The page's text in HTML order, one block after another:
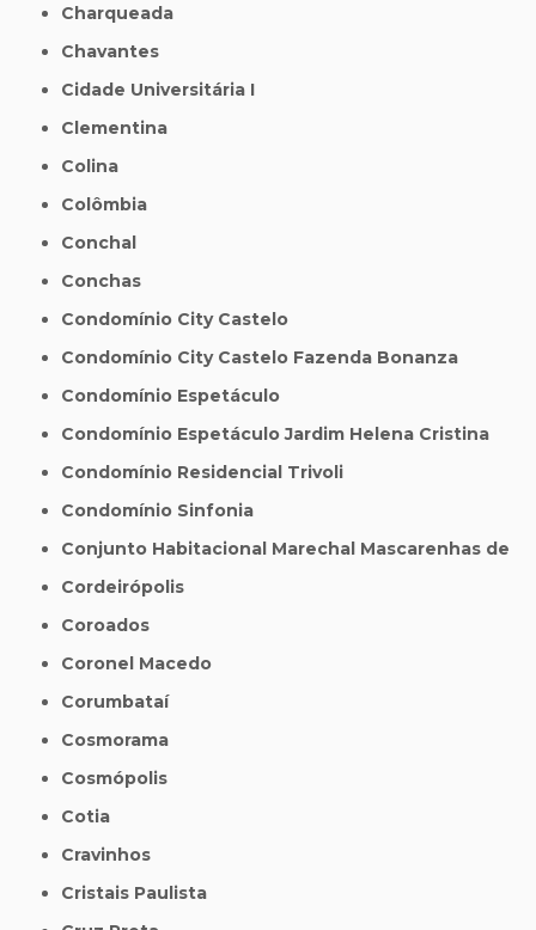
Charqueada
Chavantes
Cidade Universitária I
Clementina
Colina
Colômbia
Conchal
Conchas
Condomínio City Castelo
Condomínio City Castelo Fazenda Bonanza
Condomínio Espetáculo
Condomínio Espetáculo Jardim Helena Cristina
Condomínio Residencial Trivoli
Condomínio Sinfonia
Conjunto Habitacional Marechal Mascarenhas de
Cordeirópolis
Coroados
Coronel Macedo
Corumbataí
Cosmorama
Cosmópolis
Cotia
Cravinhos
Cristais Paulista